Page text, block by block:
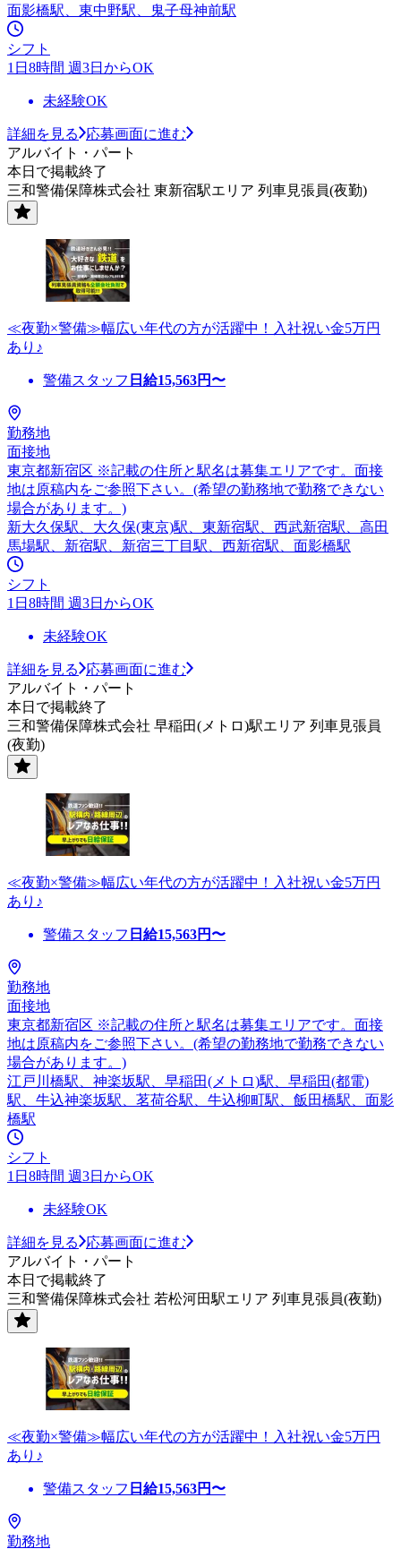
面影橋駅、東中野駅、鬼子母神前駅
シフト
1日8時間 週3日からOK
未経験OK
詳細を見る
応募画面に進む
アルバイト・パート
本日で掲載終了
三和警備保障株式会社 東新宿駅エリア 列車見張員(夜勤)
≪夜勤×警備≫幅広い年代の方が活躍中！入社祝い金5万円
あり♪
警備スタッフ 日給15,563円〜
勤務地
面接地
東京都新宿区 ※記載の住所と駅名は募集エリアです。面接
地は原稿内をご参照下さい。(希望の勤務地で勤務できない
場合があります。)
新大久保駅、大久保(東京)駅、東新宿駅、西武新宿駅、高田
馬場駅、新宿駅、新宿三丁目駅、西新宿駅、面影橋駅
シフト
1日8時間 週3日からOK
未経験OK
詳細を見る
応募画面に進む
アルバイト・パート
本日で掲載終了
三和警備保障株式会社 早稲田(メトロ)駅エリア 列車見張員
(夜勤)
≪夜勤×警備≫幅広い年代の方が活躍中！入社祝い金5万円
あり♪
警備スタッフ 日給15,563円〜
勤務地
面接地
東京都新宿区 ※記載の住所と駅名は募集エリアです。面接
地は原稿内をご参照下さい。(希望の勤務地で勤務できない
場合があります。)
江戸川橋駅、神楽坂駅、早稲田(メトロ)駅、早稲田(都電)
駅、牛込神楽坂駅、茗荷谷駅、牛込柳町駅、飯田橋駅、面影
橋駅
シフト
1日8時間 週3日からOK
未経験OK
詳細を見る
応募画面に進む
アルバイト・パート
本日で掲載終了
三和警備保障株式会社 若松河田駅エリア 列車見張員(夜勤)
≪夜勤×警備≫幅広い年代の方が活躍中！入社祝い金5万円
あり♪
警備スタッフ 日給15,563円〜
勤務地